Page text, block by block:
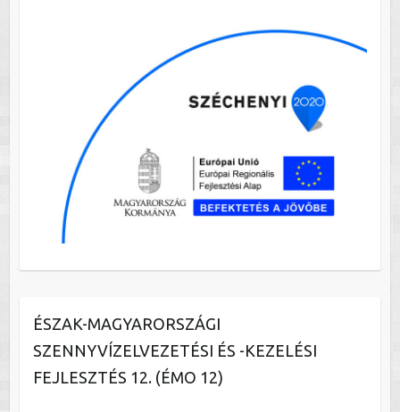
ÉSZAK-MAGYARORSZÁGI
SZENNYVÍZELVEZETÉSI ÉS -KEZELÉSI
FEJLESZTÉS 12. (ÉMO 12)